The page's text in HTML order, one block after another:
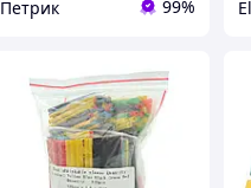
Петрик 99%